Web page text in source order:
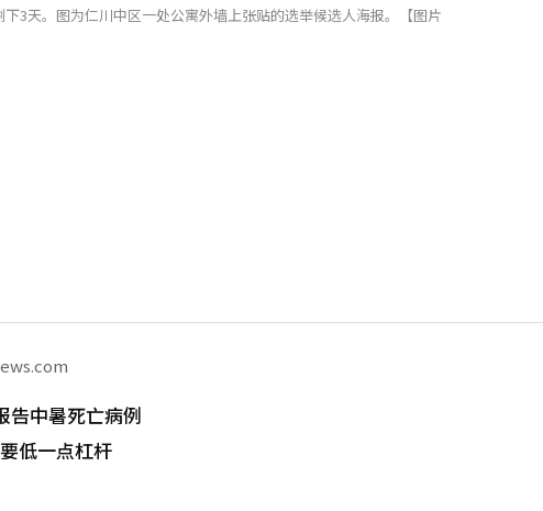
3天。图为仁川中区一处公寓外墙上张贴的选举候选人海报。【图片
告中暑死亡病例
低一点杠杆